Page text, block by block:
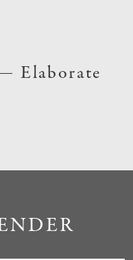
Elaborate